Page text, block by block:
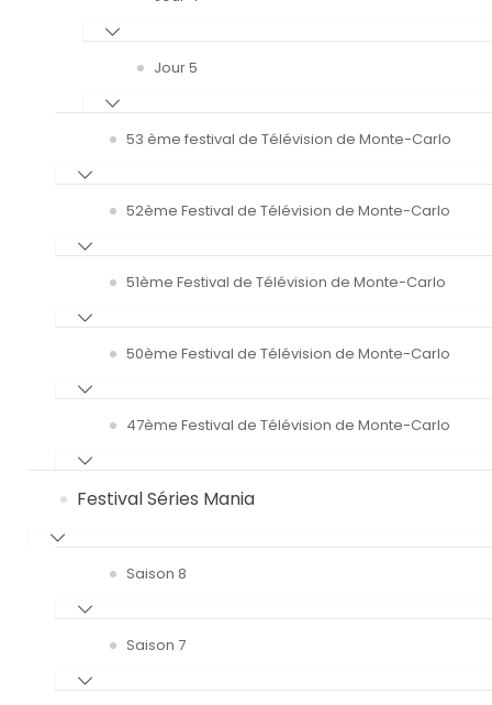
Jour 5
53 ème festival de Télévision de Monte-Carlo
52ème Festival de Télévision de Monte-Carlo
51ème Festival de Télévision de Monte-Carlo
50ème Festival de Télévision de Monte-Carlo
47ème Festival de Télévision de Monte-Carlo
Festival Séries Mania
Saison 8
Saison 7